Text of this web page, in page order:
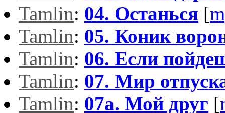
Tamlin: 04. Останься [
Tamlin: 05. Коник
Tamlin: 06. Если
Tamlin: 07. Мир
Tamlin: 07а. Мой друг [